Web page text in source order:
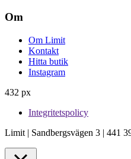
Om
Om Limit
Kontakt
Hitta butik
Instagram
432 px
Integritetspolicy
Limit | Sandbergsvägen 3 | 441